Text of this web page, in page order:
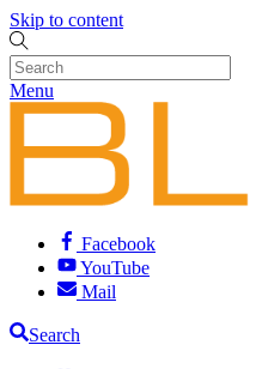
Skip to content
Menu
Facebook
YouTube
Mail
Search